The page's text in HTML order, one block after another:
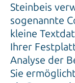
Steinbeis
sogenannte
kleine
Ihrer
Analyse der
Sie